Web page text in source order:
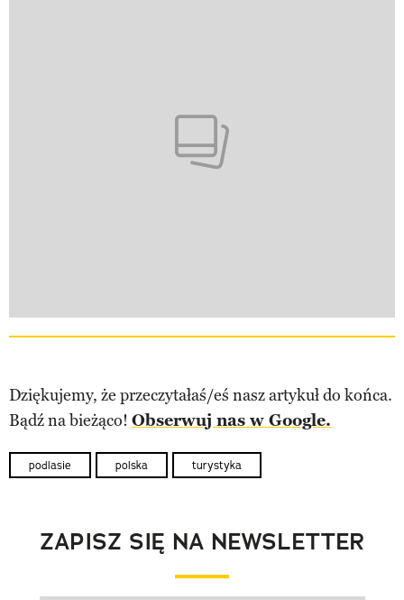
Dziękujemy, że przeczytałaś/eś nasz artykuł do końca.
Bądź na bieżąco! Obserwuj nas w Google.
podlasie polska turystyka
ZAPISZ SIĘ NA NEWSLETTER